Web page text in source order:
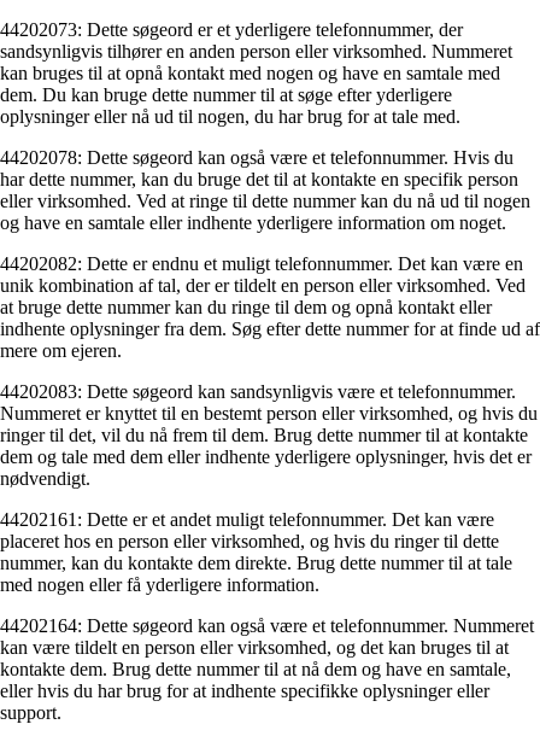
44202073: Dette søgeord er et yderligere telefonnummer, der
sandsynligvis tilhører en anden person eller virksomhed. Nummeret
kan bruges til at opnå kontakt med nogen og have en samtale med
dem. Du kan bruge dette nummer til at søge efter yderligere
oplysninger eller nå ud til nogen, du har brug for at tale med.
44202078: Dette søgeord kan også være et telefonnummer. Hvis du
har dette nummer, kan du bruge det til at kontakte en specifik person
eller virksomhed. Ved at ringe til dette nummer kan du nå ud til nogen
og have en samtale eller indhente yderligere information om noget.
44202082: Dette er endnu et muligt telefonnummer. Det kan være en
unik kombination af tal, der er tildelt en person eller virksomhed. Ved
at bruge dette nummer kan du ringe til dem og opnå kontakt eller
indhente oplysninger fra dem. Søg efter dette nummer for at finde ud af
mere om ejeren.
44202083: Dette søgeord kan sandsynligvis være et telefonnummer.
Nummeret er knyttet til en bestemt person eller virksomhed, og hvis du
ringer til det, vil du nå frem til dem. Brug dette nummer til at kontakte
dem og tale med dem eller indhente yderligere oplysninger, hvis det er
nødvendigt.
44202161: Dette er et andet muligt telefonnummer. Det kan være
placeret hos en person eller virksomhed, og hvis du ringer til dette
nummer, kan du kontakte dem direkte. Brug dette nummer til at tale
med nogen eller få yderligere information.
44202164: Dette søgeord kan også være et telefonnummer. Nummeret
kan være tildelt en person eller virksomhed, og det kan bruges til at
kontakte dem. Brug dette nummer til at nå dem og have en samtale,
eller hvis du har brug for at indhente specifikke oplysninger eller
support.